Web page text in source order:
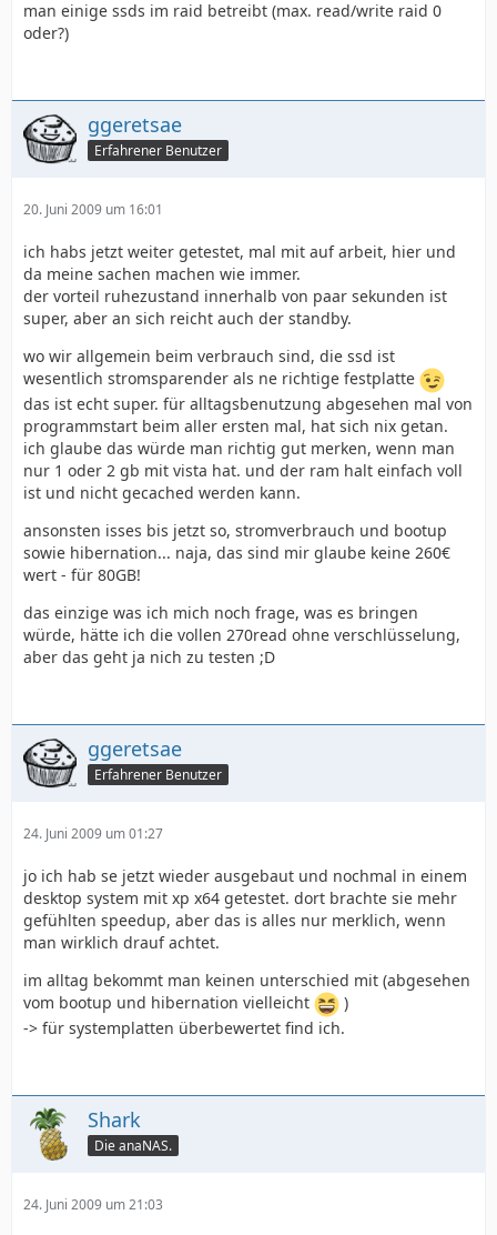
man einige ssds im raid betreibt (max. read/write raid 0
oder?)
ggeretsae
Erfahrener Benutzer
20. Juni 2009 um 16:01
ich habs jetzt weiter getestet, mal mit auf arbeit, hier und
da meine sachen machen wie immer.
der vorteil ruhezustand innerhalb von paar sekunden ist
super, aber an sich reicht auch der standby.
wo wir allgemein beim verbrauch sind, die ssd ist
wesentlich stromsparender als ne richtige festplatte
das ist echt super. für alltagsbenutzung abgesehen mal von
programmstart beim aller ersten mal, hat sich nix getan.
ich glaube das würde man richtig gut merken, wenn man
nur 1 oder 2 gb mit vista hat. und der ram halt einfach voll
ist und nicht gecached werden kann.
ansonsten isses bis jetzt so, stromverbrauch und bootup
sowie hibernation... naja, das sind mir glaube keine 260€
wert - für 80GB!
das einzige was ich mich noch frage, was es bringen
würde, hätte ich die vollen 270read ohne verschlüsselung,
aber das geht ja nich zu testen ;D
ggeretsae
Erfahrener Benutzer
24. Juni 2009 um 01:27
jo ich hab se jetzt wieder ausgebaut und nochmal in einem
desktop system mit xp x64 getestet. dort brachte sie mehr
gefühlten speedup, aber das is alles nur merklich, wenn
man wirklich drauf achtet.
im alltag bekommt man keinen unterschied mit (abgesehen
vom bootup und hibernation vielleicht
)
-> für systemplatten überbewertet find ich.
Shark
Die anaNAS.
24. Juni 2009 um 21:03